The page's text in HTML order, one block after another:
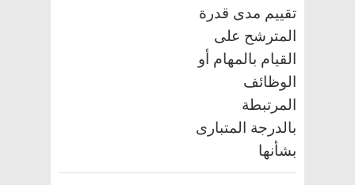
تقييم مدى قدرة
المترشح على
القيام بالمهام أو
الوظائف
المرتبطة
بالدرجة المتبارى
بشأنها